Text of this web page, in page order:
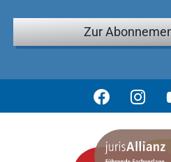
Zur